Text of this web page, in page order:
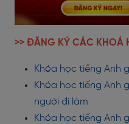
>> ĐĂNG KÝ CÁC KHOÁ
Khóa học tiếng Anh
Khóa học tiếng Anh
người đi làm
Khóa học tiếng Anh